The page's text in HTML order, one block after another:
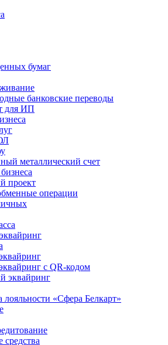
бумаг
банковские переводы
для ИП
металлический счет
проект
операции
с QR-кодом
эквайринг
«Сфера Белкарт»